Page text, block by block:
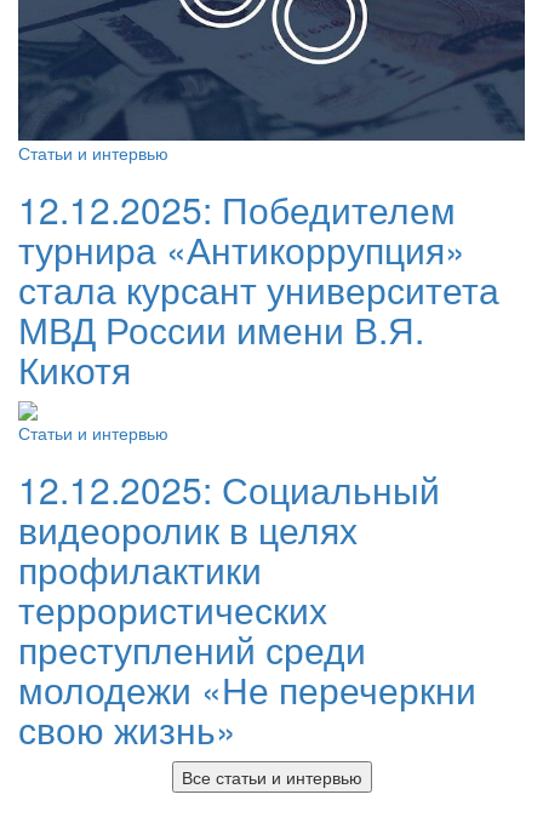
Статьи и интервью
12.12.2025: Победителем
турнира «Антикоррупция»
стала курсант университета
МВД России имени В.Я.
Кикотя
Статьи и интервью
12.12.2025: Социальный
видеоролик в целях
профилактики
террористических
преступлений среди
молодежи «Не перечеркни
свою жизнь»
Все статьи и интервью